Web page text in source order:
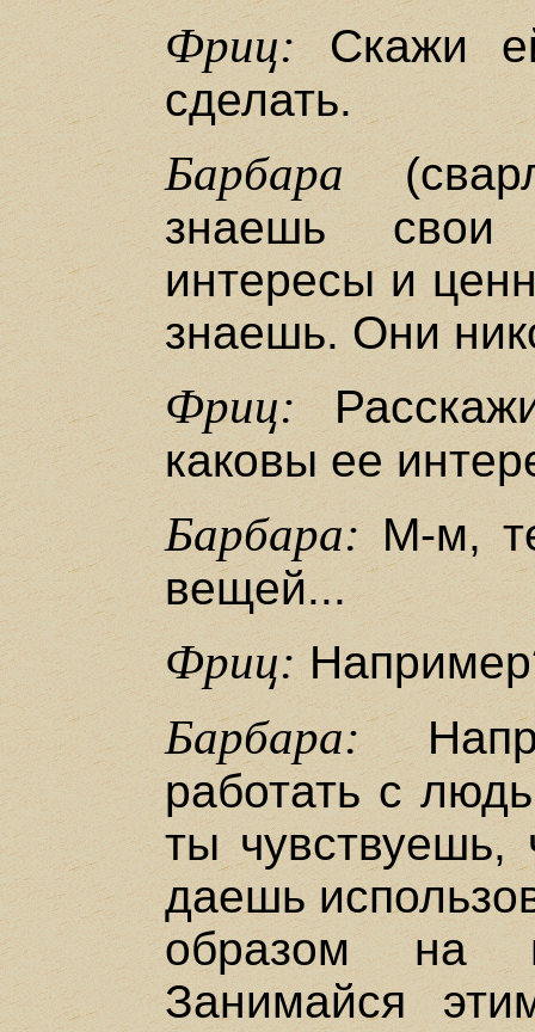
Фриц:Скажи
сделать.
Барбара
знаешь свои
интересы и
знаешь. Они
Фриц:
каковы ее
Барбара:М-м,
вещей...
Фриц:
Барбара:
работать с
ты чувствуешь,
даешь
образом на
Занимайся